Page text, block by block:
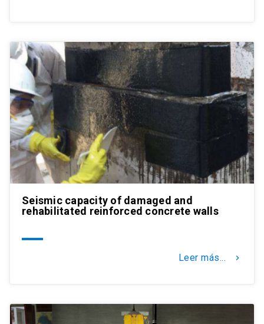
Seismic capacity of damaged and
rehabilitated reinforced concrete walls
Leer más... keyboard_arrow_right